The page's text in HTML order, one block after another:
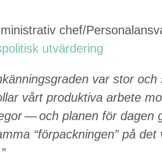
chef/​
utvärdering
var stor
vårt pro­duk­ti­va arbete
— och pla­nen för
“för­pack­nin­gen” på